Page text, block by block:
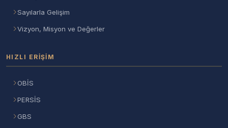
Sayılarla Gelişim
Vizyon, Misyon ve Değerler
HIZLI ERIŞIM
OBİS
PERSİS
GBS